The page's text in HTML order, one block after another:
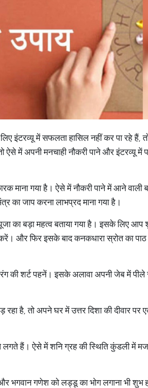
इंटरव्यू में सफलता हासिल नहीं कर पा रहे हैं,
ऐसे में अपनी मनचाही नौकरी पाने और इंटरव्यू में
माना गया है। ऐसे में नौकरी पाने में आने
का जाप करना लाभप्रद माना गया है।
का बड़ा महत्व बताया गया है। इसके लिए
करें। और फिर इसके बाद कनकधारा स्रोत का
की शर्ट पहनें। इसके अलावा अपनी जेब में पीले
है, तो अपने घर में उत्तर दिशा की दीवार
लगते हैं। ऐसे में शनि ग्रह की स्थिति कुंडली में
भगवान गणेश को लड्डू का भोग लगाना भी शुभ